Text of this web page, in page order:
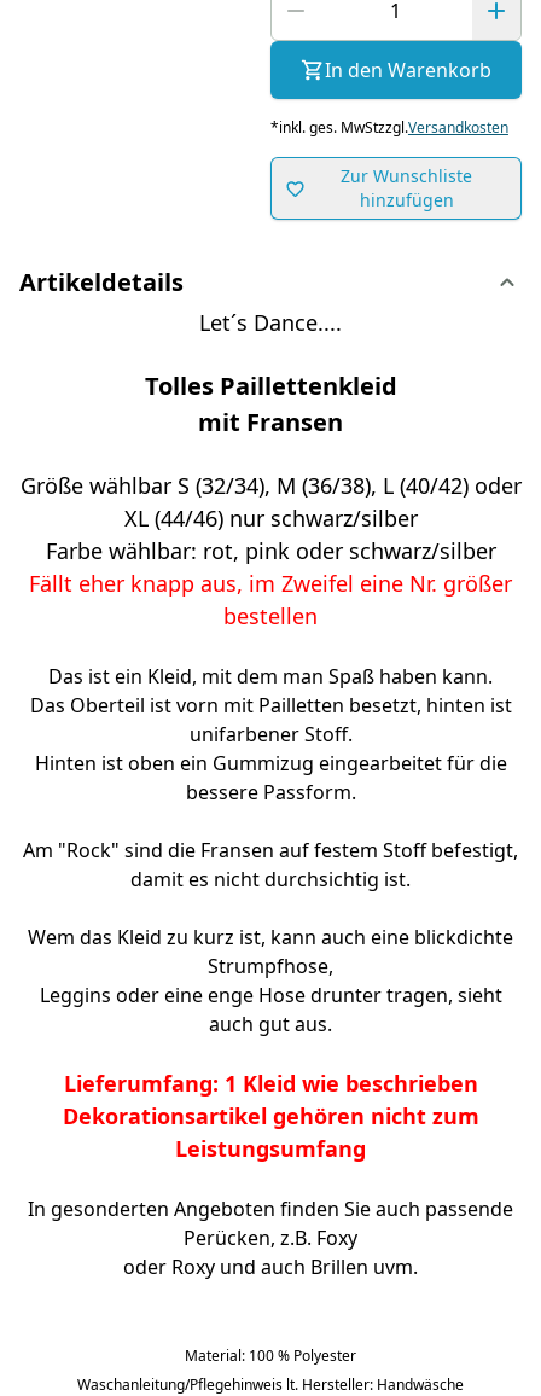
In den Warenkorb
*inkl. ges. MwStzzgl.Versandkosten
Zur Wunschliste
hinzufügen
Artikeldetails
Let´s Dance....
Tolles Paillettenkleid
mit Fransen
Größe wählbar S (32/34), M (36/38), L (40/42) oder
XL (44/46) nur schwarz/silber
Farbe wählbar: rot, pink oder schwarz/silber
Fällt eher knapp aus, im Zweifel eine Nr. größer
bestellen
Das ist ein Kleid, mit dem man Spaß haben kann.
Das Oberteil ist vorn mit Pailletten besetzt, hinten ist
unifarbener Stoff.
Hinten ist oben ein Gummizug eingearbeitet für die
bessere Passform.
Am "Rock" sind die Fransen auf festem Stoff befestigt,
damit es nicht durchsichtig ist.
Wem das Kleid zu kurz ist, kann auch eine blickdichte
Strumpfhose,
Leggins oder eine enge Hose drunter tragen, sieht
auch gut aus.
Lieferumfang: 1 Kleid wie beschrieben
Dekorationsartikel gehören nicht zum
Leistungsumfang
In gesonderten Angeboten finden Sie auch passende
Perücken, z.B. Foxy
oder Roxy und auch Brillen uvm.
Material: 100 % Polyester
Waschanleitung/Pflegehinweis lt. Hersteller: Handwäsche